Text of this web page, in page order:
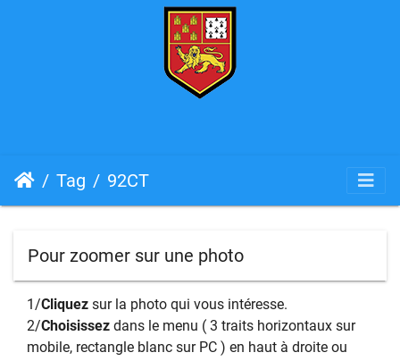
Tag 92CT
Pour zoomer sur une photo
1/Cliquez sur la photo qui vous intéresse.
2/Choisissez dans le menu ( 3 traits horizontaux sur
mobile, rectangle blanc sur PC ) en haut à droite ou